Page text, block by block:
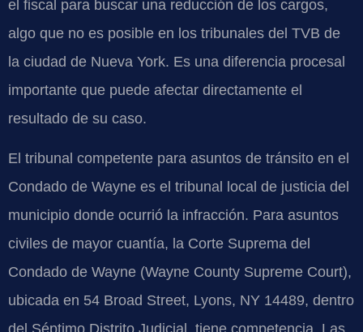
el fiscal para buscar una reducción de los cargos,
algo que no es posible en los tribunales del TVB de
la ciudad de Nueva York. Es una diferencia procesal
importante que puede afectar directamente el
resultado de su caso.
El tribunal competente para asuntos de tránsito en el
Condado de Wayne es el tribunal local de justicia del
municipio donde ocurrió la infracción. Para asuntos
civiles de mayor cuantía, la Corte Suprema del
Condado de Wayne (Wayne County Supreme Court),
ubicada en 54 Broad Street, Lyons, NY 14489, dentro